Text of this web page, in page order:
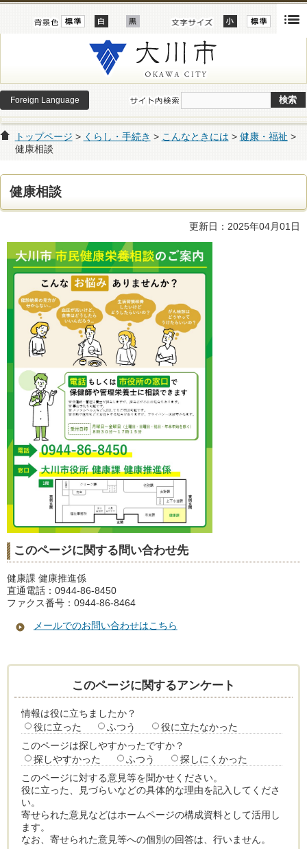
Foreign Language
トップページ > くらし・手続き > こんなときには > 健康・福祉 >
健康相談
健康相談
更新日：2025年04月01日
このページに関する問い合わせ先
健康課 健康推進係
直通電話：0944-86-8450
ファクス番号：0944-86-8464
メールでのお問い合わせはこちら
このページに関するアンケート
情報は役に立ちましたか？
役に立った
ふつう
役に立たなかった
このページは探しやすかったですか？
探しやすかった
ふつう
探しにくかった
このページに対する意見等を聞かせください。
役に立った、見づらいなどの具体的な理由を記入してくださ
い。
寄せられた意見などはホームページの構成資料として活用し
ます。
なお、寄せられた意見等への個別の回答は、行いません。